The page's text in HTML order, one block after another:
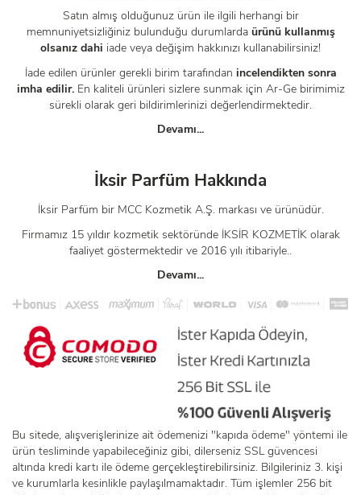
Satın almış olduğunuz ürün ile ilgili herhangi bir
memnuniyetsizliğiniz bulunduğu durumlarda ürünü kullanmış
olsanız dahi iade veya değişim hakkınızı kullanabilirsiniz!
İade edilen ürünler gerekli birim tarafından incelendikten sonra
imha edilir. En kaliteli ürünleri sizlere sunmak için Ar-Ge birimimiz
sürekli olarak geri bildirimlerinizi değerlendirmektedir.
Devamı...
İksir Parfüm Hakkında
İksir Parfüm bir MCC Kozmetik A.Ş. markası ve ürünüdür.
Firmamız 15 yıldır kozmetik sektöründe İKSİR KOZMETİK olarak
faaliyet göstermektedir ve 2016 yılı itibariyle..
Devamı...
Bu sitede, alışverişlerinize ait ödemenizi "kapıda ödeme" yöntemi ile
ürün tesliminde yapabileceğiniz gibi, dilerseniz SSL güvencesi
altında kredi kartı ile ödeme gerçekleştirebilirsiniz. Bilgileriniz 3. kişi
ve kurumlarla kesinlikle paylaşılmamaktadır. Tüm işlemler 256 bit